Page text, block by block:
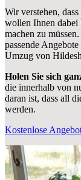
Wir verstehen,
wollen Ihnen dabei
machen zu
passende
Umzug von
Holen Sie sich
die innerhalb von
daran ist, dass all
werden.
Kostenlose